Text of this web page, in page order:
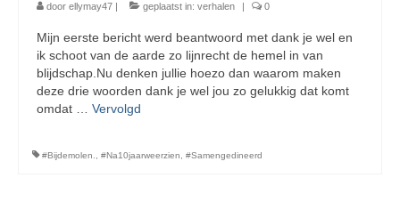
door ellymay47 | geplaatst in: verhalen | 0
Mijn eerste bericht werd beantwoord met dank je wel en
ik schoot van de aarde zo lijnrecht de hemel in van
blijdschap.Nu denken jullie hoezo dan waarom maken
deze drie woorden dank je wel jou zo gelukkig dat komt
omdat … Vervolgd
#Bijdemolen. #Na10jaarweerzien #Samengedineerd